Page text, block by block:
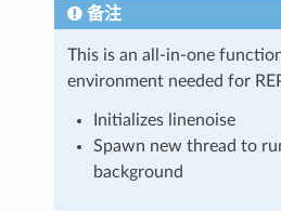
备注
This is an all-in-one
environment needed for
Initializes linenoise
Spawn new thread to
background